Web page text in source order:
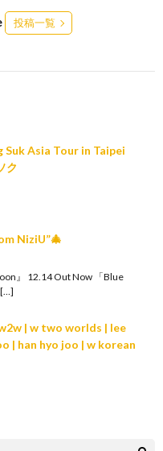
投稿一覧
Suk Asia Tour in Taipei
ク
NiziU”🎄
』 12.14 Out Now 「Blue
| w two worlds | lee
| han hyo joo | w korean